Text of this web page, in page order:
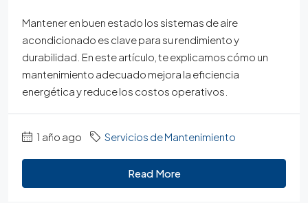
Mantener en buen estado los sistemas de aire
acondicionado es clave para su rendimiento y
durabilidad. En este artículo, te explicamos cómo un
mantenimiento adecuado mejora la eficiencia
energética y reduce los costos operativos.
1 año ago Servicios de Mantenimiento
Read More